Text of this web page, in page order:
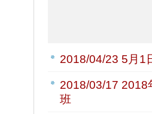
2018/04/23 5月1
2018/03/17 2018
班